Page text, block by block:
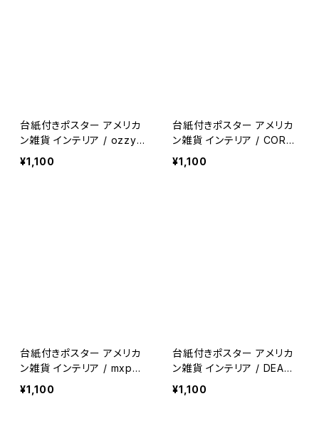
台紙付きポスター アメリカ
ン雑貨 インテリア / ozzy
osbourne metal wall de
cor garage decor 【A16
¥1,100
台紙付きポスター アメリカ
ン雑貨 インテリア / CORR
OSION OF CONFORMIT
Y metal wall decor gara
¥1,100
台紙付きポスター アメリカ
ン雑貨 インテリア / mxpx
Poster / metal wall dec
or garage decor 【A162】
¥1,100
台紙付きポスター アメリカ
ン雑貨 インテリア / DEAD
KENNEDYS metal wall d
ecor garage decor 【A1
¥1,100